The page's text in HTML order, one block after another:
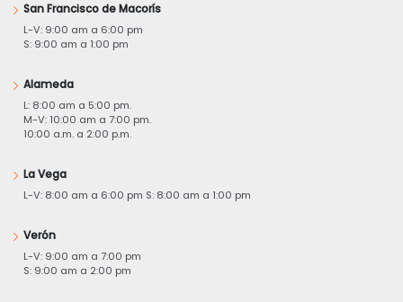
San Francisco de Macorís
L-V: 9:00 am a 6:00 pm
S: 9:00 am a 1:00 pm
Alameda
L: 8:00 am a 5:00 pm.
M-V: 10:00 am a 7:00 pm.
10:00 a.m. a 2:00 p.m.
La Vega
L-V: 8:00 am a 6:00 pm S: 8:00 am a 1:00 pm
Verón
L-V: 9:00 am a 7:00 pm
S: 9:00 am a 2:00 pm